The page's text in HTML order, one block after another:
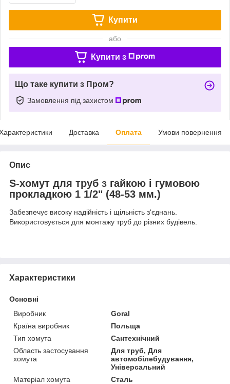
Купити
або
Купити з
Що таке купити з Пром?
Замовлення під захистом
Доставка Оплата Умови повернення
Опис
S-хомут для труб з гайкою і гумовою
прокладкою 1 1/2" (48-53 мм.)
Забезпечує високу надійність і щільність з'єднань.
Використовується для монтажу труб до різних будівель.
Характеристики
Основні
Виробник
Goral
Країна виробник
Польща
Тип хомута
Сантехнічний
Область застосування
хомута
Для труб, Для
автомобілебудування,
Універсальний
Матеріал хомута
Сталь